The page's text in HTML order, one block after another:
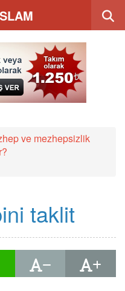
ve mezhepsizlik
taklit